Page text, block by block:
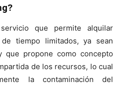
que permite alquilar
tiempo limitados, ya sean
que propone como concepto
de los recursos, lo cual
la contaminación del